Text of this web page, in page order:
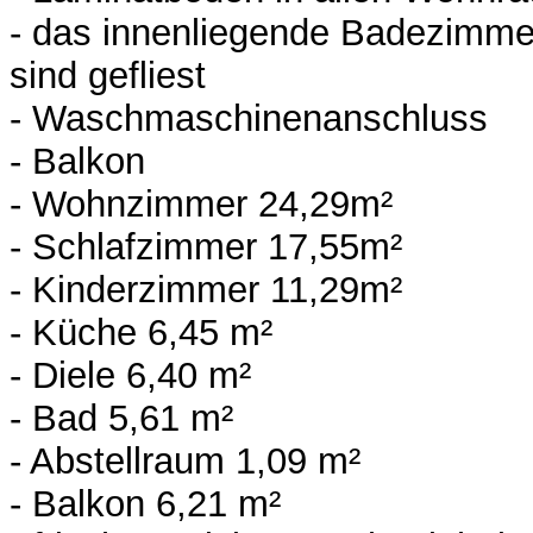
- das innenliegende
sind gefliest
- Waschmaschinenanschluss
- Balkon
- Wohnzimmer 24,29m²
- Schlafzimmer 17,55m²
- Kinderzimmer 11,29m²
- Küche 6,45 m²
- Diele 6,40 m²
- Bad 5,61 m²
- Abstellraum 1,09 m²
- Balkon 6,21 m²